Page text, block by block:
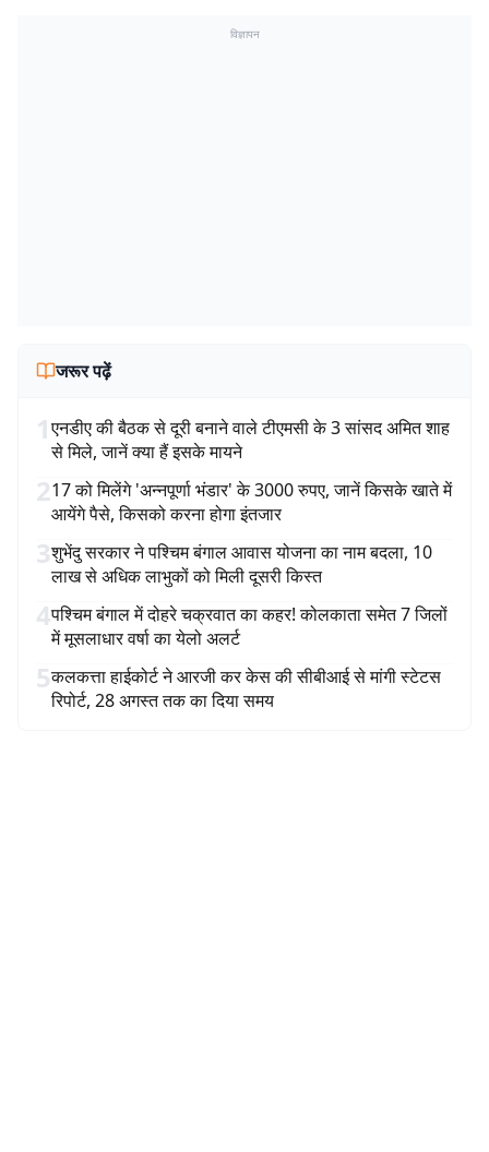
विज्ञापन
जरूर पढ़ें
1एनडीए की बैठक से दूरी बनाने वाले टीएमसी के 3 सांसद अमित शाह
से मिले, जानें क्या हैं इसके मायने
217 को मिलेंगे 'अन्नपूर्णा भंडार' के 3000 रुपए, जानें किसके खाते में
आयेंगे पैसे, किसको करना होगा इंतजार
3शुभेंदु सरकार ने पश्चिम बंगाल आवास योजना का नाम बदला, 10
लाख से अधिक लाभुकों को मिली दूसरी किस्त
4पश्चिम बंगाल में दोहरे चक्रवात का कहर! कोलकाता समेत 7 जिलों
में मूसलाधार वर्षा का येलो अलर्ट
5कलकत्ता हाईकोर्ट ने आरजी कर केस की सीबीआई से मांगी स्टेटस
रिपोर्ट, 28 अगस्त तक का दिया समय